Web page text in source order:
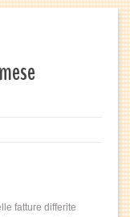
fatture differite